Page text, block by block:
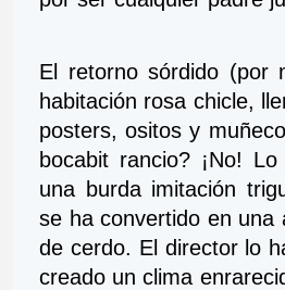
El retorno sórdido (por
habitación rosa chicle,
posters, ositos y
bocabit rancio? ¡No!
una burda imitación
se ha convertido en una
de cerdo. El director lo
creado un clima